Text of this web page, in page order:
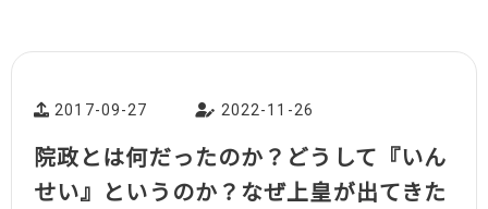
2017-09-27 2022-11-26
院政とは何だったのか？どうして『いん
せい』というのか？なぜ上皇が出てきた